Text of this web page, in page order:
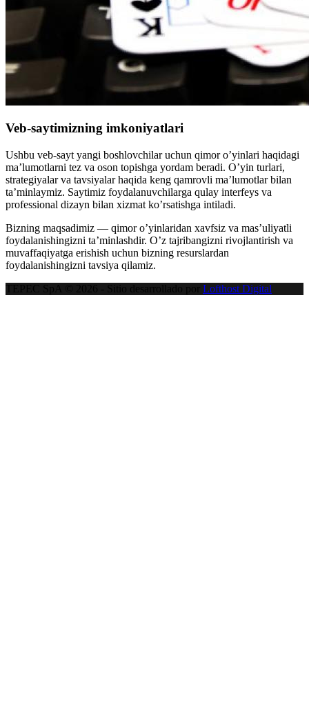
Veb-saytimizning imkoniyatlari
Ushbu veb-sayt yangi boshlovchilar uchun qimor o’yinlari haqidagi
ma’lumotlarni tez va oson topishga yordam beradi. O’yin turlari,
strategiyalar va tavsiyalar haqida keng qamrovli ma’lumotlar bilan
ta’minlaymiz. Saytimiz foydalanuvchilarga qulay interfeys va
professional dizayn bilan xizmat ko’rsatishga intiladi.
Bizning maqsadimiz — qimor o’yinlaridan xavfsiz va mas’uliyatli
foydalanishingizni ta’minlashdir. O’z tajribangizni rivojlantirish va
muvaffaqiyatga erishish uchun bizning resurslardan
foydalanishingizni tavsiya qilamiz.
TEPEC SpA © 2026 - Sitio desarrollado por Lofthost Digital